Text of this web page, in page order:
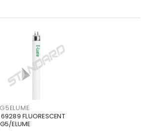
FLUORESCENT
ELUME